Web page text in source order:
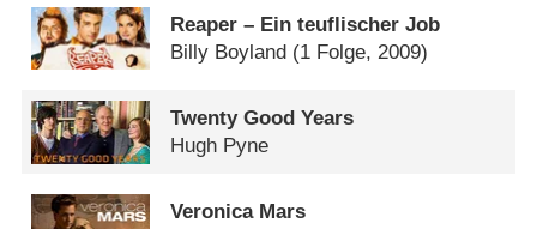
Reaper – Ein teuflischer Job
Billy Boyland (1 Folge, 2009)
Twenty Good Years
Hugh Pyne
Veronica Mars